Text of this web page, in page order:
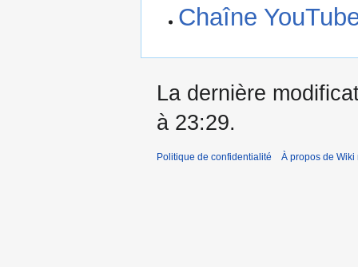
Chaîne
La dernière
à 23:29.
Politique de confidentialité À propos de